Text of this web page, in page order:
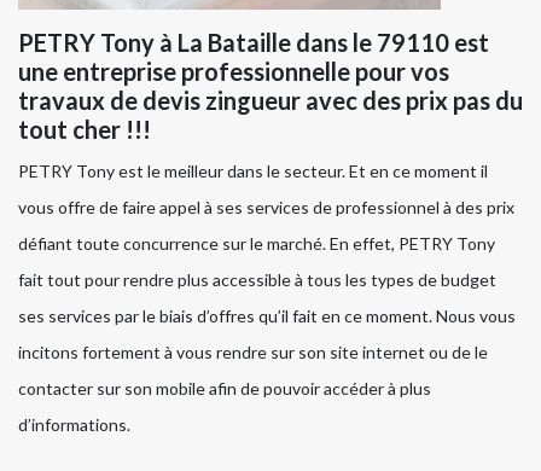
PETRY Tony à La Bataille dans le 79110 est
une entreprise professionnelle pour vos
travaux de devis zingueur avec des prix pas du
tout cher !!!
PETRY Tony est le meilleur dans le secteur. Et en ce moment il
vous offre de faire appel à ses services de professionnel à des prix
défiant toute concurrence sur le marché. En effet, PETRY Tony
fait tout pour rendre plus accessible à tous les types de budget
ses services par le biais d’offres qu’il fait en ce moment. Nous vous
incitons fortement à vous rendre sur son site internet ou de le
contacter sur son mobile afin de pouvoir accéder à plus
d’informations.